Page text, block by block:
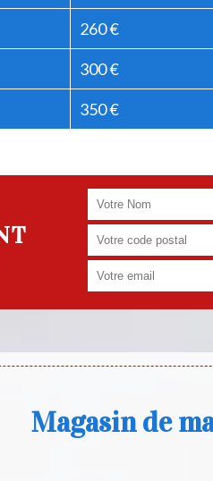
260 €
300 €
350 €
Magasin de